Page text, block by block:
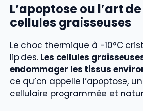
L’apoptose ou l’art
cellules graisseuses
Le choc thermique à -10°C
lipides. Les cellules
endommager les tissus
ce qu’on appelle l’apoptose,
cellulaire programmée et